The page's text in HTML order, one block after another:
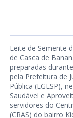
Leite de Semente
de Casca de
preparadas
pela Prefeitura de
Pública (EGESP),
Saudável e
servidores do
(CRAS) do bairro